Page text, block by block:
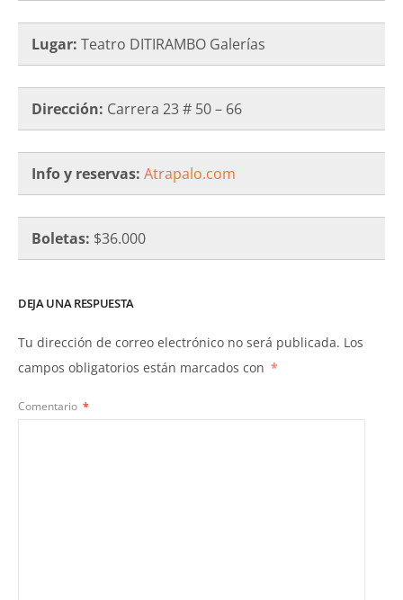
Lugar: Teatro DITIRAMBO Galerías
Dirección: Carrera 23 # 50 – 66
Info y reservas: Atrapalo.com
Boletas: $36.000
DEJA UNA RESPUESTA
Tu dirección de correo electrónico no será publicada. Los
campos obligatorios están marcados con *
Comentario *